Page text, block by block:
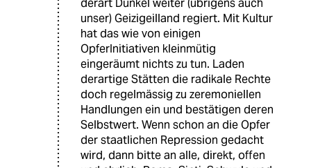
derart Dünkel weiter (übrigens auch
unser) Geizigeilland regiert. Mit Kultur
hat das wie von einigen
OpferInitiativen kleinmütig
eingeräumt nichts zu tun. Laden
derartige Stätten die radikale Rechte
doch regelmässig zu zeremoniellen
Handlungen ein und bestätigen deren
Selbstwert. Wenn schon an die Opfer
der staatlichen Repression gedacht
wird, dann bitte an alle, direkt, offen